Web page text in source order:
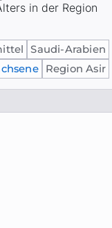
in der Region
Saudi-Arabien
Region Asir